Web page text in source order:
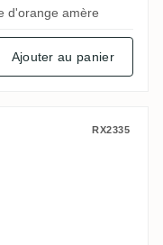
d'orange amère
Ajouter au panier
RX2335